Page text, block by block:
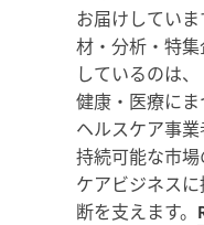
お届けしてい
材・分析・特
しているのは
健康・医療にま
ヘルスケア事業
持続可能な市
ケアビジネス
断を支えます。